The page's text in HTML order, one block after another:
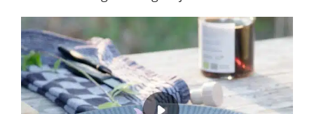
Fruitsalade met Walnocello